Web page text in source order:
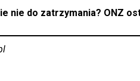
nie do zatrzymania? ONZ